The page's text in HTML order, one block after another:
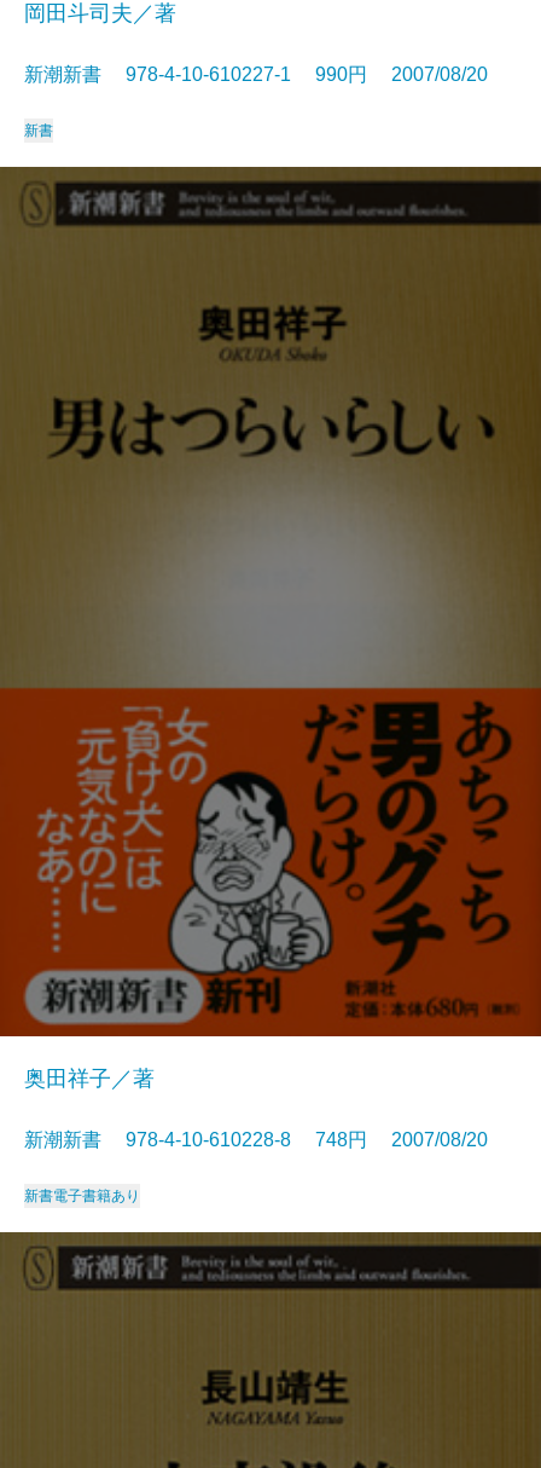
岡田斗司夫／著
新潮新書 978-4-10-610227-1 990円 2007/08/20
新書
奥田祥子／著
新潮新書 978-4-10-610228-8 748円 2007/08/20
新書電子書籍あり